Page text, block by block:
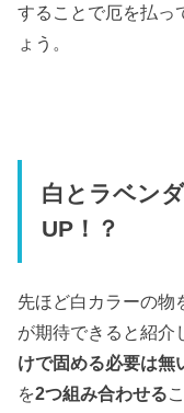
することで厄を払っ
ょう。
白とラベン
UP！？
先ほど白カラーの物
が期待できると紹介
けで固める必要は無
を2つ組み合わせる